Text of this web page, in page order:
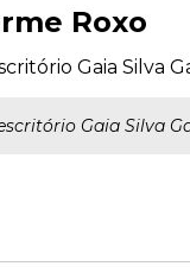
Roxo
Gaia Silva
Gaia Silva